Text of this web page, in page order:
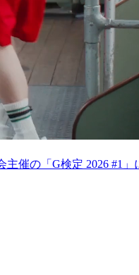
催の「G検定 2026 #1」